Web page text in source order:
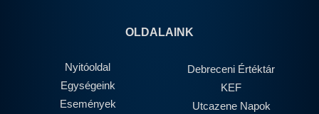
OLDALAINK
Nyitóoldal
Egységeink
Események
Debreceni Értéktár
KEF
Utcazene Napok